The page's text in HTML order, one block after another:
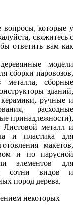
которые у
свяжитесь с
ответить вам как
модели
сборки паровозов,
сборные
зданий,
ручные и
расходные
принадлежности),
Листовой металл и
и пластика для
макетов,
и по парусной
элементов для
сотни видов и
пород дерева.
некоторых